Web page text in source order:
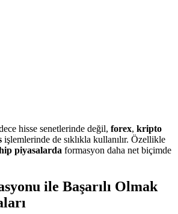
hisse senetlerinde değil, forex, kripto
işlemlerinde de sıklıkla kullanılır. Özellikle
piyasalarda formasyon daha net biçimde
ile Başarılı Olmak